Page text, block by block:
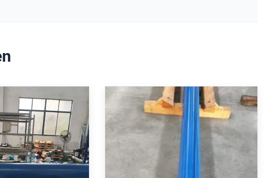
Mill Type
cilinder met 160
6022 standaard
feedback
Lange slag hydraulische cilinder
met 2040 mm slag ISO 6022
compatibel dubbelwerkend